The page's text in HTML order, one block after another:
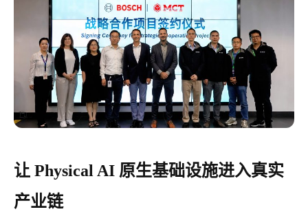
让 Physical AI 原生基础设施进入真实
产业链